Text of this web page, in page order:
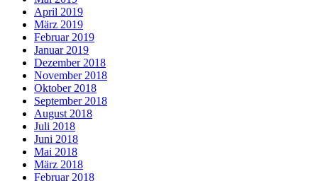
April 2019
März 2019
Februar 2019
Januar 2019
Dezember 2018
November 2018
Oktober 2018
September 2018
August 2018
Juli 2018
Juni 2018
Mai 2018
März 2018
Februar 2018